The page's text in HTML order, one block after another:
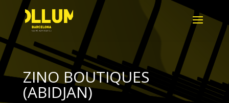
ZINO BOUTIQUES
(ABIDJAN)